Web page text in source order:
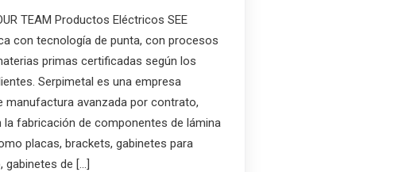
TEAM Productos Eléctricos SEE
con tecnología de punta, con procesos
primas certificadas según los
Serpimetal es una empresa
manufactura avanzada por contrato,
la fabricación de componentes de lámina
placas, brackets, gabinetes para
gabinetes de […]